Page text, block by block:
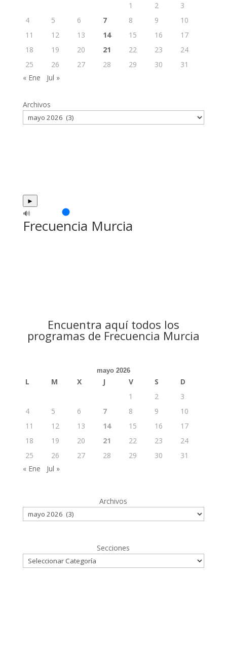
1
2
3
4
5 6 7 8 9
10
11
12 13 14 15 16
17
18
19 20 21 22 23
24
25
26 27 28 29 30
31
« Ene
Jul »
Archivos
►
🔊
Frecuencia Murcia
Encuentra aquí todos los
programas de Frecuencia Murcia
mayo 2026
L M X J V S
D
1
2
3
4
5 6 7 8 9
10
11
12 13 14 15 16
17
18
19 20 21 22 23
24
25
26 27 28 29 30
31
« Ene
Jul »
Archivos
Secciones